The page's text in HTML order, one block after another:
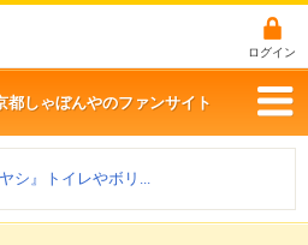
ログイン
都しゃぼんやのファンサイト
シ』トイレやボリ...